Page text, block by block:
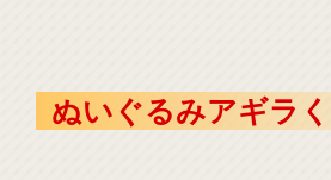
ぬいぐるみアギラ